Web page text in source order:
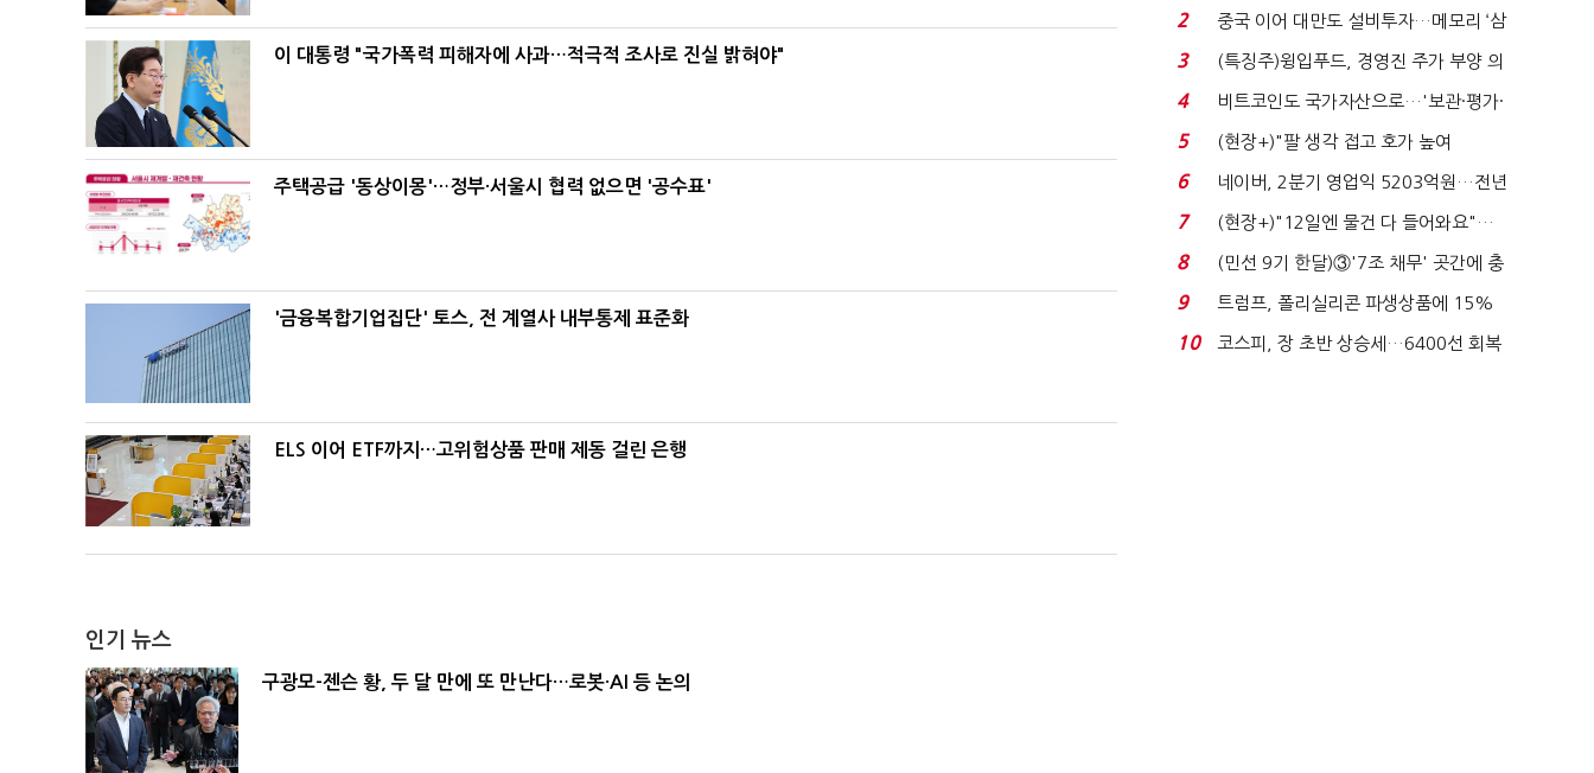
이 대통령 "국가폭력 피해자에 사과…적극적 조사로 진실 밝혀야"
주택공급 '동상이몽'…정부·서울시 협력 없으면 '공수표'
'금융복합기업집단' 토스, 전 계열사 내부통제 표준화
ELS 이어 ETF까지…고위험상품 판매 제동 걸린 은행
인기 뉴스
구광모-젠슨 황, 두 달 만에 또 만난다…로봇·AI 등 논의
로봇·AI 등 논...
2
중국 이어 대만도 설비투자…메모리 ‘삼
국전쟁’
3
(특징주)윙입푸드, 경영진 주가 부양 의
지에 상한가...
4
비트코인도 국가자산으로…'보관·평가·
처분' 기준은 ...
5
(현장+)"팔 생각 접고 호가 높여
요"…'덜 똘똘한 한 채' 20...
6
네이버, 2분기 영업익 5203억원…전년
비 0.2% 감소...
7
(현장+)"12일엔 물건 다 들어와요"…
빈 매대 채우며 문 연 ...
8
(민선 9기 한달)③'7조 채무' 곳간에 충
격…추미애, 20년...
9
트럼프, 폴리실리콘 파생상품에 15%
관세…"미 산업 재건"...
10
코스피, 장 초반 상승세…6400선 회복